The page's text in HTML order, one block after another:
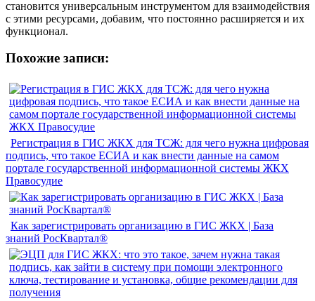
становится универсальным инструментом для взаимодействия
с этими ресурсами, добавим, что постоянно расширяется и их
функционал.
Похожие записи:
Регистрация в ГИС ЖКХ для ТСЖ: для чего нужна цифровая
подпись, что такое ЕСИА и как внести данные на самом
портале государственной информационной системы ЖКХ
Правосудие
Как зарегистрировать организацию в ГИС ЖКХ | База
знаний РосКвартал®